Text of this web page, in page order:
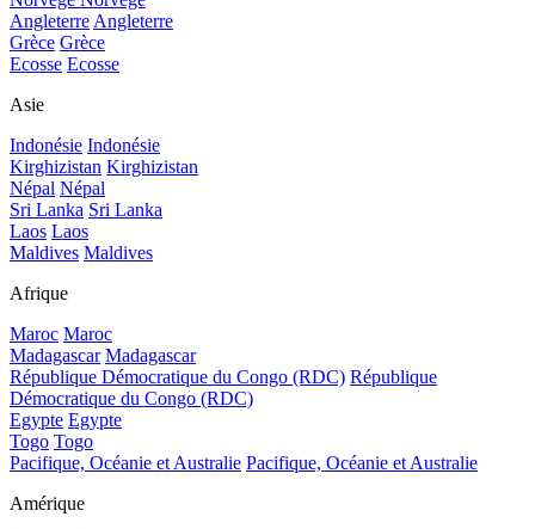
Angleterre Angleterre
Grèce Grèce
Ecosse Ecosse
Asie
Indonésie Indonésie
Kirghizistan Kirghizistan
Népal Népal
Sri Lanka Sri Lanka
Laos Laos
Maldives Maldives
Afrique
Maroc Maroc
Madagascar Madagascar
République Démocratique du Congo (RDC) République
Démocratique du Congo (RDC)
Egypte Egypte
Togo Togo
Pacifique, Océanie et Australie Pacifique, Océanie et Australie
Amérique